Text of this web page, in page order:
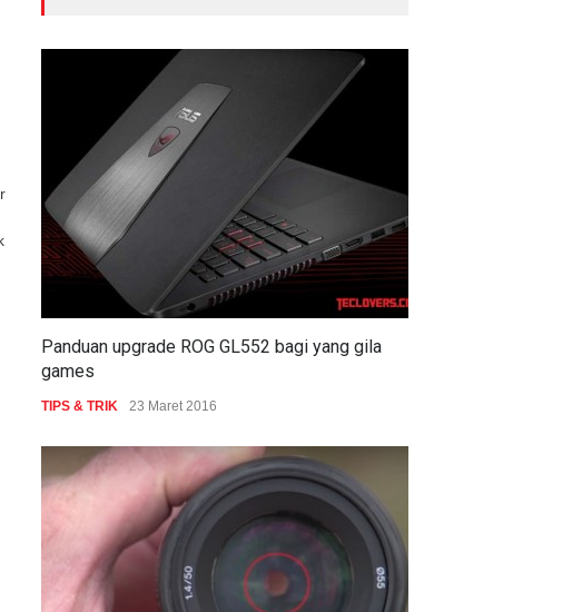
Panduan upgrade ROG GL552 bagi yang gila
games
TIPS & TRIK 23 Maret 2016